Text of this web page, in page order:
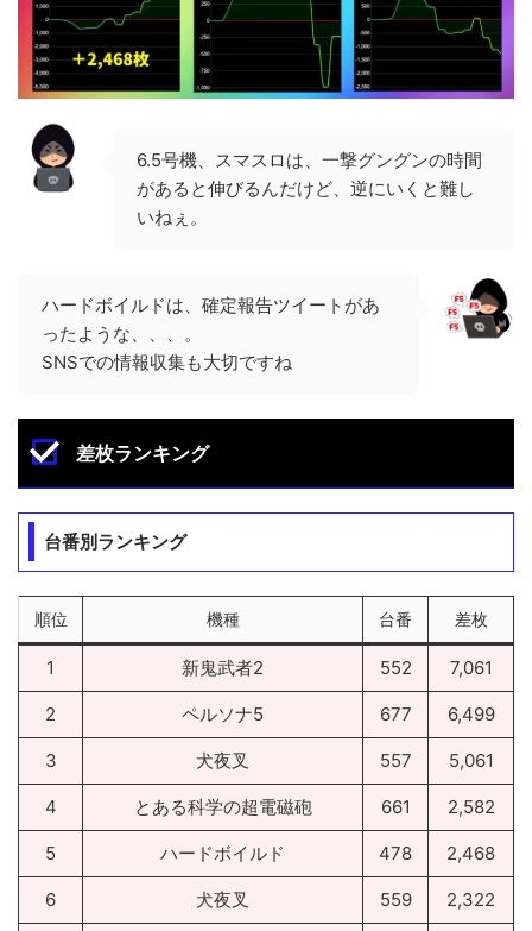
6.5号機、スマスロは、一撃グングンの時間
があると伸びるんだけど、逆にいくと難し
いねぇ。
ハードボイルドは、確定報告ツイートがあ
ったような、、、。
SNSでの情報収集も大切ですね
差枚ランキング
台番別ランキング
順位 機種 台番 差枚
1 新鬼武者2 552 7,061
2 ペルソナ5 677 6,499
3 犬夜叉 557 5,061
4 とある科学の超電磁砲 661 2,582
5 ハードボイルド 478 2,468
6 犬夜叉 559 2,322